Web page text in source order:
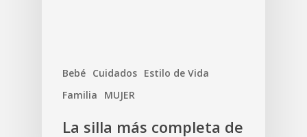
Bebé Cuidados Estilo de Vida
Familia
MUJER
La silla más completa de